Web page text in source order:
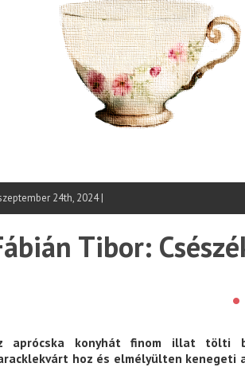
24th, 2024 |
Tibor:
•
aprócska konyhát finom illat tölti
hoz és elmélyülten kenegeti